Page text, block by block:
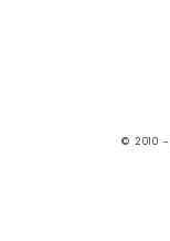
© 2010 -